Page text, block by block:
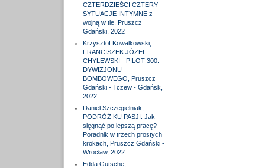
CZTERDZIEŚCI CZTERY
SYTUACJE INTYMNE z
wojną w tle, Pruszcz
Gdański, 2022
Krzysztof Kowalkowski,
FRANCISZEK JÓZEF
CHYLEWSKI - PILOT 300.
DYWIZJONU
BOMBOWEGO, Pruszcz
Gdański - Tczew - Gdańsk,
2022
Daniel Szczegielniak,
PODRÓŻ KU PASJI. Jak
sięgnąć po lepszą pracę?
Poradnik w trzech prostych
krokach, Pruszcz Gdański -
Wrocław, 2022
Edda Gutsche,